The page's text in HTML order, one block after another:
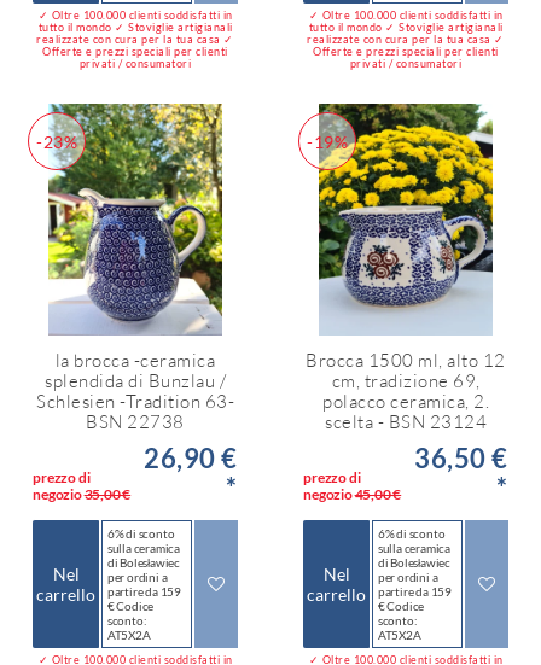
✓ Oltre 100.000 clienti soddisfatti in
tutto il mondo ✓ Stoviglie artigianali
realizzate con cura per la tua casa ✓
Offerte e prezzi speciali per clienti
privati / consumatori
✓ Oltre 100.000 clienti soddisfatti in
tutto il mondo ✓ Stoviglie artigianali
realizzate con cura per la tua casa ✓
Offerte e prezzi speciali per clienti
privati / consumatori
-23%
la brocca -ceramica
splendida di Bunzlau /
Schlesien -Tradition 63-
BSN 22738
prezzo di
negozio35,00 €
26,90 €
*
Nel
carrello
6% di sconto
sulla ceramica
di Bolesławiec
per ordini a
partire da 159
€ Codice
sconto:
AT5X2A
✓ Oltre 100.000 clienti soddisfatti in
-19%
Brocca 1500 ml, alto 12
cm, tradizione 69,
polacco ceramica, 2.
scelta - BSN 23124
prezzo di
negozio45,00 €
36,50 €
*
Nel
carrello
6% di sconto
sulla ceramica
di Bolesławiec
per ordini a
partire da 159
€ Codice
sconto:
AT5X2A
✓ Oltre 100.000 clienti soddisfatti in